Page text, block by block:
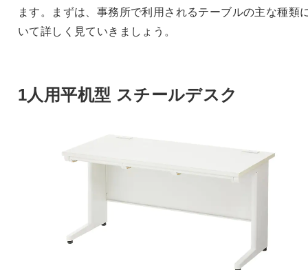
ます。まずは、事務所で利用されるテーブルの主な種類
いて詳しく見ていきましょう。
1人用平机型 スチールデスク